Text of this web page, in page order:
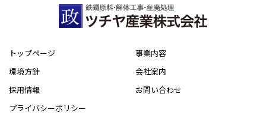
トップページ
事業内容
環境方針
会社案内
採用情報
お問い合わせ
プライバシーポリシー